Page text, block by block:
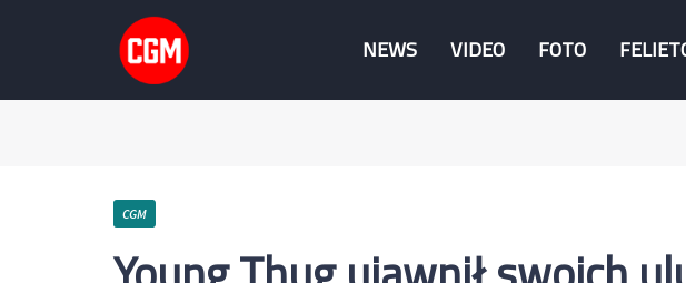
NEWS VIDEO FOTO
CGM